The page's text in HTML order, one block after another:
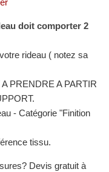
doit comporter 2
rideau ( notez sa
PRENDRE A PARTIR
- Catégorie "Finition
tissu.
Devis gratuit à